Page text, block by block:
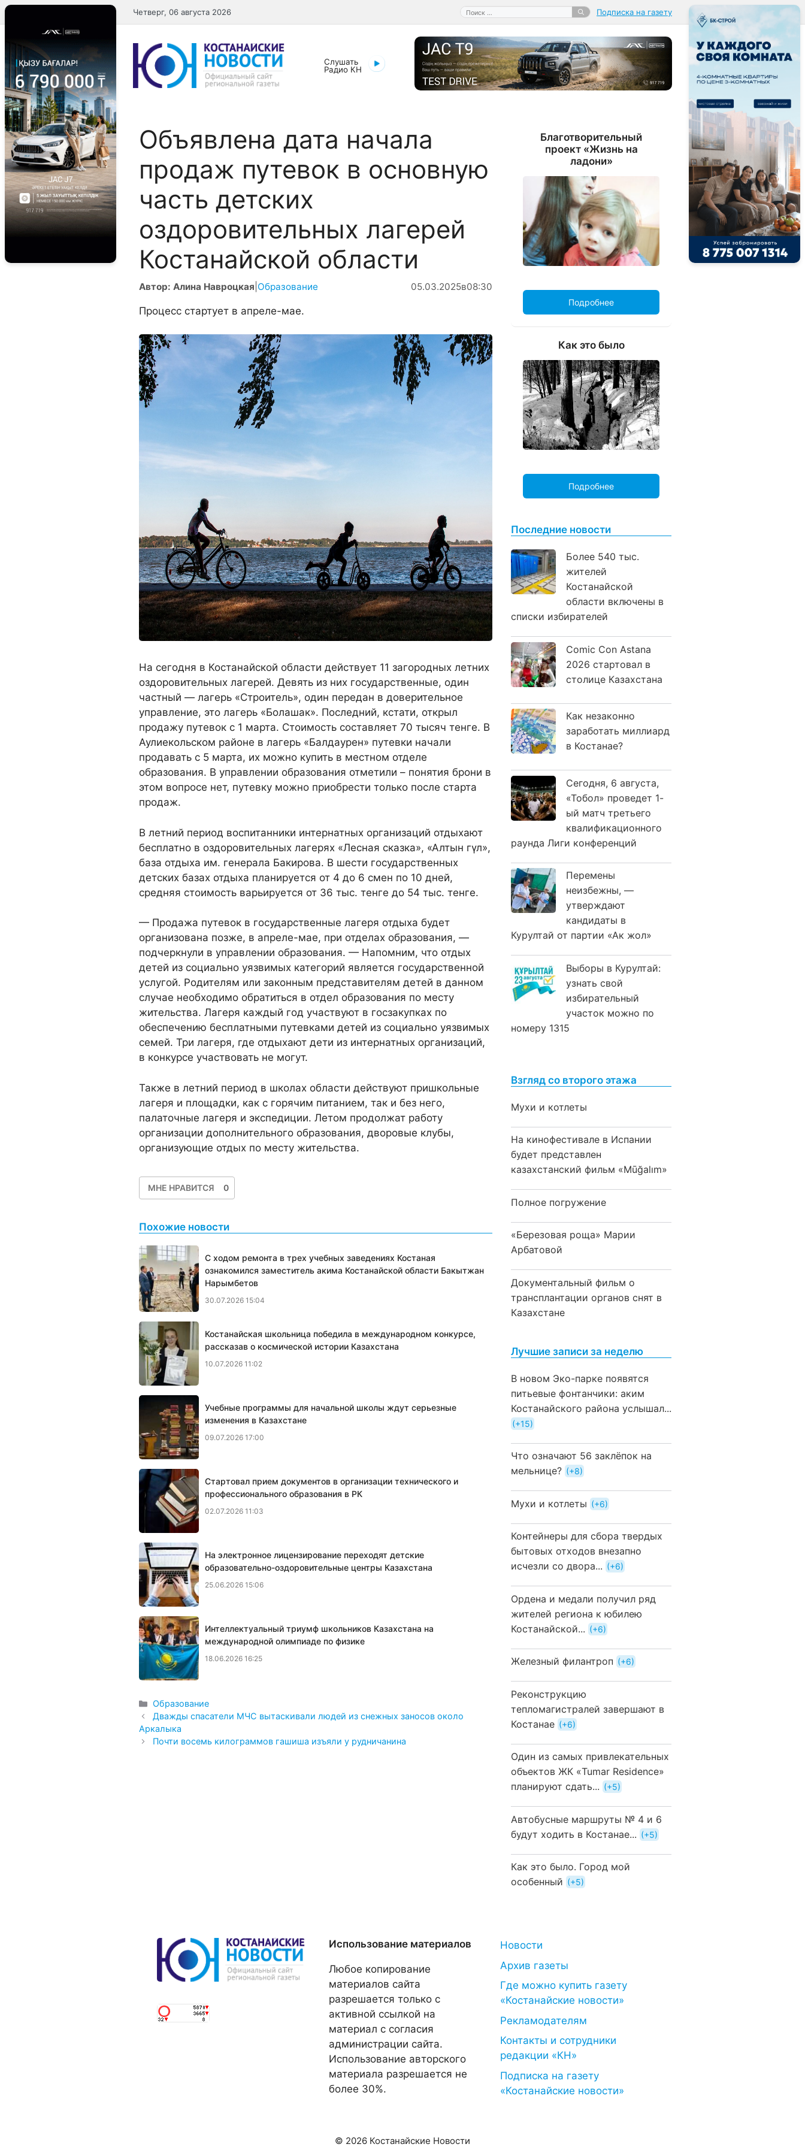
Перейти
к
содержимому
Поиск:
Четверг, 06 августа 2026 Подписка на газету
Слушать
Радио КН
Объявлена дата начала
продаж путевок в основную
часть детских
оздоровительных лагерей
Костанайской области
Автор: Алина Навроцкая Образование 05.03.2025в08:30
Процесс стартует в апреле-мае.
На сегодня в Костанайской области действует 11 загородных летних
оздоровительных лагерей. Девять из них государственные, один
частный — лагерь «Строитель», один передан в доверительное
управление, это лагерь «Болашак». Последний, кстати, открыл
продажу путевок с 1 марта. Стоимость составляет 70 тысяч тенге. В
Аулиекольском районе в лагерь «Балдаурен» путевки начали
продавать с 5 марта, их можно купить в местном отделе
образования. В управлении образования отметили – понятия брони в
этом вопросе нет, путевку можно приобрести только после старта
продаж.
В летний период воспитанники интернатных организаций отдыхают
бесплатно в оздоровительных лагерях «Лесная сказка», «Алтын гүл»,
база отдыха им. генерала Бакирова. В шести государственных
детских базах отдыха планируется от 4 до 6 смен по 10 дней,
средняя стоимость варьируется от 36 тыс. тенге до 54 тыс. тенге.
— Продажа путевок в государственные лагеря отдыха будет
организована позже, в апреле-мае, при отделах образования, —
подчеркнули в управлении образования. — Напомним, что отдых
детей из социально уязвимых категорий является государственной
услугой. Родителям или законным представителям детей в данном
случае необходимо обратиться в отдел образования по месту
жительства. Лагеря каждый год участвуют в госзакупках по
обеспечению бесплатными путевками детей из социально уязвимых
семей. Три лагеря, где отдыхают дети из интернатных организаций,
в конкурсе участвовать не могут.
Также в летний период в школах области действуют пришкольные
лагеря и площадки, как с горячим питанием, так и без него,
палаточные лагеря и экспедиции. Летом продолжат работу
организации дополнительного образования, дворовые клубы,
организующие отдых по месту жительства.
МНЕ НРАВИТСЯ 0
Похожие новости
С ходом ремонта в трех учебных заведениях Костаная
ознакомился заместитель акима Костанайской области Бакытжан
Нарымбетов
30.07.2026 15:04
Костанайская школьница победила в международном конкурсе,
рассказав о космической истории Казахстана
10.07.2026 11:02
Учебные программы для начальной школы ждут серьезные
изменения в Казахстане
09.07.2026 17:00
Cтартовал прием документов в организации технического и
профессионального образования в РК
02.07.2026 11:03
На электронное лицензирование переходят детские
образовательно-оздоровительные центры Казахстана
25.06.2026 15:06
Интеллектуальный триумф школьников Казахстана на
международной олимпиаде по физике
18.06.2026 16:25
Рубрики
Образование
Дважды спасатели МЧС вытаскивали людей из снежных заносов около
Аркалыка
Почти восемь килограммов гашиша изъяли у рудничанина
Благотворительный
проект «Жизнь на
ладони»
Подробнее
Как это было
Подробнее
Последние новости
Более 540 тыс.
жителей
Костанайской
области включены в
списки избирателей
Comic Con Astana
2026 стартовал в
столице Казахстана
Как незаконно
заработать миллиард
в Костанае?
Сегодня, 6 августа,
«Тобол» проведет 1-
ый матч третьего
квалификационного
раунда Лиги конференций
Перемены
неизбежны, —
утверждают
кандидаты в
Курултай от партии «Ак жол»
Выборы в Курултай:
узнать свой
избирательный
участок можно по
номеру 1315
Взгляд со второго этажа
Мухи и котлеты
На кинофестивале в Испании
будет представлен
казахстанский фильм «Mūğalım»
Полное погружение
«Березовая роща» Марии
Арбатовой
Документальный фильм о
трансплантации органов снят в
Казахстане
Лучшие записи за неделю
В новом Эко-парке появятся
питьевые фонтанчики: аким
Костанайского района услышал...
+15
Что означают 56 заклёпок на
мельнице?
+8
Мухи и котлеты +6
Контейнеры для сбора твердых
бытовых отходов внезапно
исчезли со двора...
+6
Ордена и медали получил ряд
жителей региона к юбилею
Костанайской...
+6
Железный филантроп +6
Реконструкцию
тепломагистралей завершают в
Костанае
+6
Один из самых привлекательных
объектов ЖК «Tumar Residence»
планируют сдать...
+5
Автобусные маршруты № 4 и 6
будут ходить в Костанае...
+5
Как это было. Город мой
особенный
+5
Использование материалов
Любое копирование
материалов сайта
разрешается только с
активной ссылкой на
материал с согласия
администрации сайта.
Использование авторского
материала разрешается не
более 30%.
Новости
Архив газеты
Где можно купить газету
«Костанайские новости»
Рекламодателям
Контакты и сотрудники
редакции «КН»
Подписка на газету
«Костанайские новости»
© 2026 Костанайские Новости